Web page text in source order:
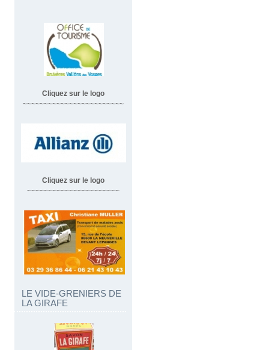
Cliquez sur le logo
~~~~~~~~~~~~~~~~~~~~~~~~
Cliquez sur le logo
~~~~~~~~~~~~~~~~~~~~~~
LE VIDE-GRENIERS DE
LA GIRAFE